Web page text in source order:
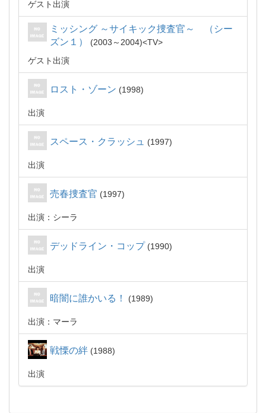
ゲスト出演
ミッシング ～サイキック捜査官～ （シー
ズン１）
2003～2004
TV
ゲスト出演
ロスト・ゾーン 1998
出演
スペース・クラッシュ 1997
出演
売春捜査官 1997
出演：シーラ
デッドライン・コップ 1990
出演
暗闇に誰かいる！ 1989
出演：マーラ
戦慄の絆 1988
出演